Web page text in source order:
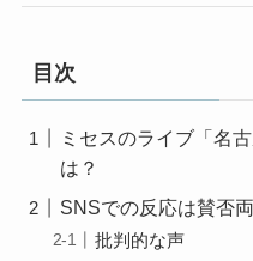
目次
ミセスのライブ「名
は？
SNSでの反応は賛否
批判的な声